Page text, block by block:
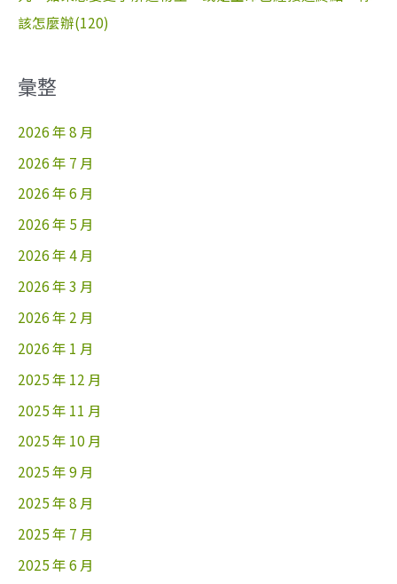
該怎麼辦(120)
彙整
2026 年 8 月
2026 年 7 月
2026 年 6 月
2026 年 5 月
2026 年 4 月
2026 年 3 月
2026 年 2 月
2026 年 1 月
2025 年 12 月
2025 年 11 月
2025 年 10 月
2025 年 9 月
2025 年 8 月
2025 年 7 月
2025 年 6 月